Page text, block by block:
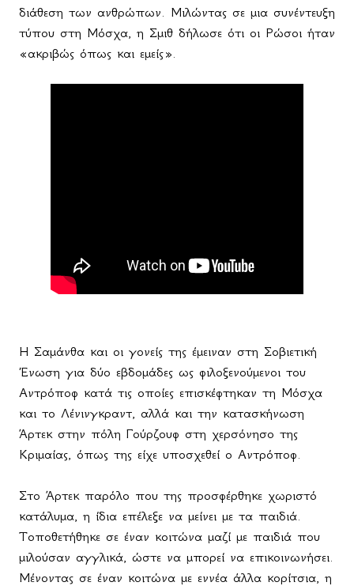
διάθεση των ανθρώπων. Μιλώντας σε μια συνέντευξη
τύπου στη Μόσχα, η Σμιθ δήλωσε ότι οι Ρώσοι ήταν
«ακριβώς όπως και εμείς».
Η Σαμάνθα και οι γονείς της έμειναν στη Σοβιετική
Ένωση για δύο εβδομάδες ως φιλοξενούμενοι του
Αντρόποφ κατά τις οποίες επισκέφτηκαν τη Μόσχα
και το Λένινγκραντ, αλλά και την κατασκήνωση
Άρτεκ στην πόλη Γούρζουφ στη χερσόνησο της
Κριμαίας, όπως της είχε υποσχεθεί ο Αντρόποφ.
Στο Άρτεκ παρόλο που της προσφέρθηκε χωριστό
κατάλυμα, η ίδια επέλεξε να μείνει με τα παιδιά.
Τοποθετήθηκε σε έναν κοιτώνα μαζί με παιδιά που
μιλούσαν αγγλικά, ώστε να μπορεί να επικοινωνήσει.
Μένοντας σε έναν κοιτώνα με εννέα άλλα κορίτσια, η